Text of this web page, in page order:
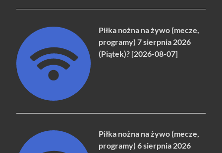
Piłka nożna na żywo (mecze,
programy) 7 sierpnia 2026
(Piątek)? [2026-08-07]
Piłka nożna na żywo (mecze,
programy) 6 sierpnia 2026